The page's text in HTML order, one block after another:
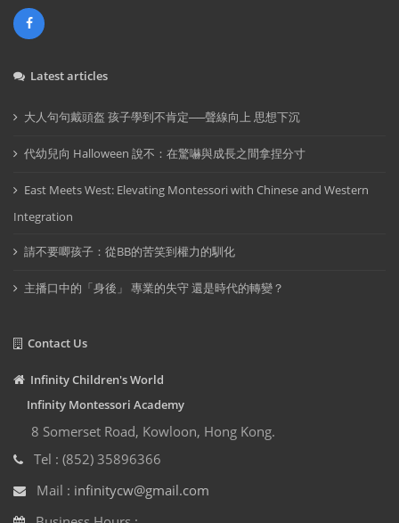
Latest articles
大人句句戴頭盔 孩子學到不肯定──聲線向上 思想下沉
代幼兒向 Halloween 說不：在驚嚇與成長之間拿捏分寸
East Meets West: Elevating Montessori with Chinese and Western
Integration
請不要唧孩子：從BB的苦笑到權力的馴化
主播口中的「身後」 專業的失守 還是時代的轉變？
Contact Us
Infinity Children's World
Infinity Montessori Academy
8 Somerset Road, Kowloon, Hong Kong.
Tel : (852) 35896366
Mail : infinitycw@gmail.com